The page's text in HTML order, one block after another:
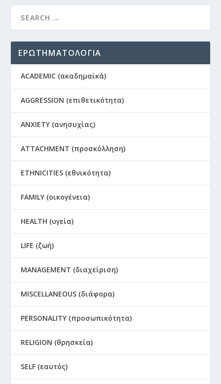
ΕΡΩΤΗΜΑΤΟΛΟΓΙΑ
ACADEMIC (ακαδημαϊκά)
AGGRESSION (επιθετικότητα)
ANXIETY (ανησυχίας)
ATTACHMENT (προσκόλληση)
ETHNICITIES (εθνικότητα)
FAMILY (οικογένεια)
HEALTH (υγεία)
LIFE (ζωή)
MANAGEMENT (διαχείριση)
MISCELLANEOUS (διάφορα)
PERSONALITY (προσωπικότητα)
RELIGION (θρησκεία)
SELF (εαυτός)